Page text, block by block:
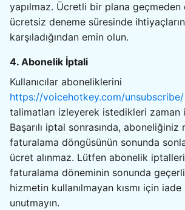
yapılmaz. Ücretli bir plana
ücretsiz deneme süresinde
karşıladığından emin olun.
4. Abonelik İptali
Kullanıcılar aboneliklerini
https://voicehotkey.com/unsubscribe/
talimatları izleyerek istedikleri
Başarılı iptal sonrasında, aboneliğiniz
faturalama döngüsünün sonunda
ücret alınmaz. Lütfen abonelik
faturalama döneminin sonunda
hizmetin kullanılmayan kısmı için iade
unutmayın.